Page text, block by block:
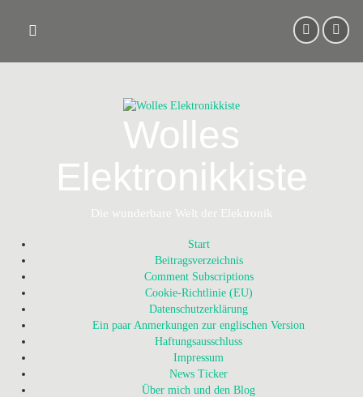
content
Wolles
Elektronikkiste
Die wunderbare Welt der Elektronik
Start
Beitragsverzeichnis
Comment Subscriptions
Cookie-Richtlinie (EU)
Datenschutzerklärung
Ein paar Anmerkungen zur englischen Version
Haftungsausschluss
Impressum
News Ticker
Über mich und den Blog